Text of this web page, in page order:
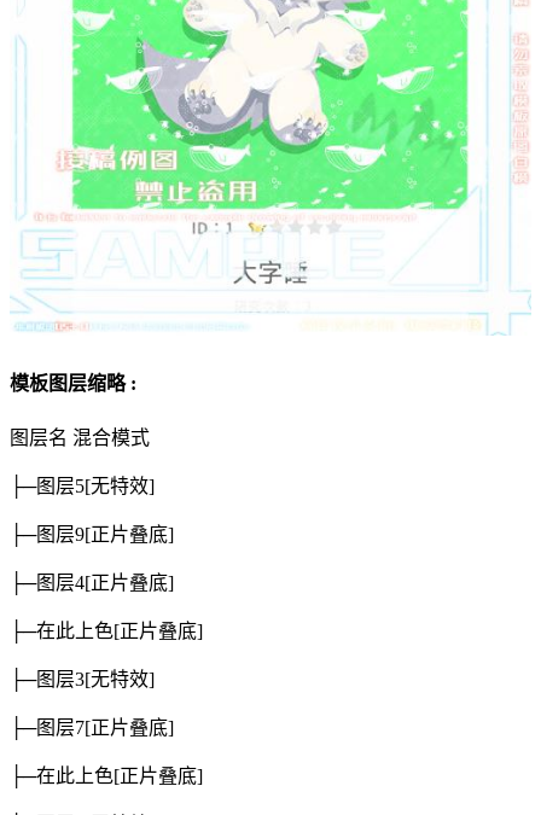
模板图层缩略 :
图层名 混合模式
├─图层5[无特效]
├─图层9[正片叠底]
├─图层4[正片叠底]
├─在此上色[正片叠底]
├─图层3[无特效]
├─图层7[正片叠底]
├─在此上色[正片叠底]